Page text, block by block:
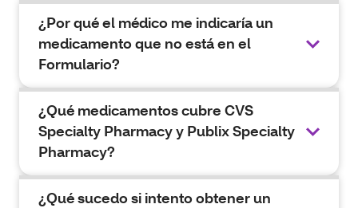
¿Por qué el médico me indicaría un
medicamento que no está en el
Formulario?
¿Qué medicamentos cubre CVS
Specialty Pharmacy y Publix Specialty
Pharmacy?
¿Qué sucedo si intento obtener un